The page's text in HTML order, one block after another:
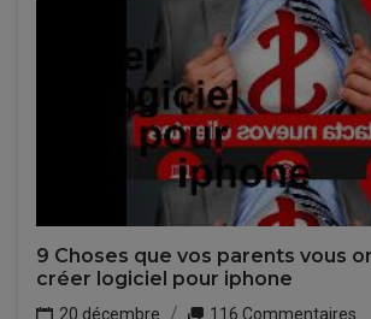
9 Choses que vos parents vous
créer logiciel pour iphone
20 décembre 116 Commentaires